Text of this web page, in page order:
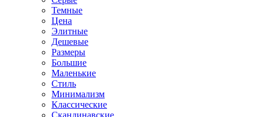
Темные
Цена
Элитные
Дешевые
Размеры
Большие
Маленькие
Стиль
Минимализм
Классические
Скандинавские